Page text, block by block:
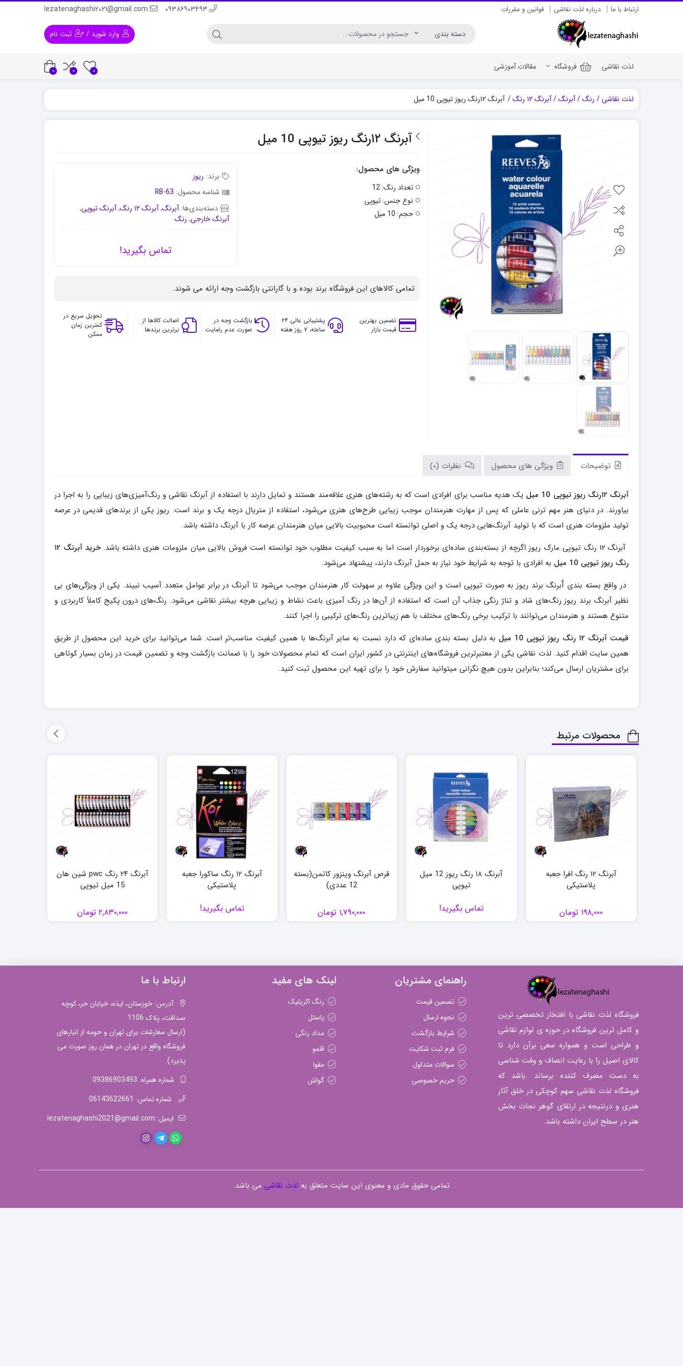
ارتباط با ما درباره لذت نقاشی قوانین و مقررات
وارد شوید / ثبت نام
لذت نقاشی فروشگاه
رنگ اکریلیک برای سفال
مقالات آموزشی 0
0
0
لذت نقاشی رنگ آبرنگ آبرنگ ۱۲ رنگ آبرنگ ۱۲رنگ ریوز تیوپی 10 میل
آبرنگ ۱۲رنگ ریوز تیوپی 10 میل
ویژگی های محصول:
تعداد رنگ: 12
نوع جنس: تیوپی
حجم: 10 میل
برند: ریوز
شناسه محصول: RB-63
دسته‌بندی‌ها:آبرنگ,آبرنگ ۱۲ رنگ ,آبرنگ تیوپی,
آبرنگ خارجی, رنگ
تماس بگیرید!
تمامی کالاهای این فروشگاه برند بوده و با گارانتی بازگشت وجه ارائه می شوند.
تضمین بهترین
قیمت بازار
پشتیبانی عالی ۲۴
ساعته، ۷ روز هفته
بازگشت وجه در
صورت عدم رضایت
اصالت کالاها از
برترین برندها
تحویل سریع در
کمترین زمان
ممکن
توضیحات ویژگی های محصول نظرات (0)
آبرنگ ۱۲رنگ ریوز تیوپی 10 میل
یک هدیه مناسب برای افرادی است که به رشته‌های هنری علاقه‌مند هستند و تمایل دارند با استفاده از آبرنگ نقاشی و رنگ‌آمیزی‌های زیبایی را به اجرا در
بیاورند. در دنیای هنر مهم ترنی عاملی که پس از مهارت هنرمندان موجب زیبایی طرح‌های هنری می‌شود، استفاده از متریال درجه یک و برند است. ریوز یکی از برندهای قدیمی در عرصه
تولید ملزومات هنری است که با تولید آبرنگ‌هایی درجه یک و اصلی توانسته است محبوبیت بالایی میان هنرمندان عرصه کار با آبرنگ داشته باشد.
آبرنگ ۱۲ رنگ تیوپی مارک ریوز اگرچه از بسته‌بندی ساده‌ای برخوردار است اما به سبب کیفیت مطلوب خود توانسته است فروش بالایی میان ملزومات هنری داشته باشد.
خرید آبرنگ ۱۲
رنگ ریوز تیوپی 10 میل
به افرادی با توجه به شرایط خود نیاز به حمل آبرنگ دارند، پیشنهاد می‌شود.
در واقع بسته بندی آّبرنگ برند ریوز به صورت تیوپی است و این ویژگی علاوه بر سهولت کار هنرمندان موجب می‌شود تا آبرنگ در برابر عوامل متعدد آسیب نبیند. یکی از ویژگی‌های بی
نظیر آبرنگ برند ریوز رنگ‌های شاد و تناژ رنگی جذاب آن است که استفاده از آن‌ها در رنگ آمیزی باعث نشاط و زیبایی هرچه بیشتر نقاشی می‌شود. رنگ‌های درون پکیج کاملاً کاربردی و
متنوع هستند و هنرمندان می‌توانند با ترکیب برخی رنگ‌های مختلف با هم زیباترین رنگ‌های ترکیبی را اجرا کنند.
قیمت آبرنگ ۱۲ رنگ ریوز تیوپی 10 میل
به دلیل بسته بندی ساده‌ای که دارد نسبت به سایر آبرنگ‌ها با همین کیفیت مناسب‌تر است. شما می‌توانید برای خرید این محصول از طریق
همین سایت اقدام کنید. لذت نقاشی یکی از معتبرترین فروشگاه‌های اینترنتی در کشور ایران است که تمام محصولات خود را با ضمانت بازگشت وجه و تضمین قیمت در زمان بسیار کوتاهی
برای مشتریان ارسال می‌کند؛ بنابراین بدون هیچ نگرانی می­توانید سفارش خود را برای تهیه این محصول ثبت کنید.
محصولات مرتبط
آبرنگ ۱۲ رنگ افرا جعبه
پلاستیکی
۱۹۸,۰۰۰ تومان
آبرنگ ۱۸ رنگ ریوز 12 میل
تیوپی
تماس بگیرید!
قرص آبرنگ وینزور کاتمن(بسته
12 عددی)
۱,۷۹۰,۰۰۰ تومان
آبرنگ ۱۲ رنگ ساکورا جعبه
پلاستیکی
تماس بگیرید!
آبرنگ ۲۴ رنگ pwc شین هان
15 میل تیوپی
۲,۸۳۰,۰۰۰ تومان
فروشگاه لذت نقاشی با افتخار تخصصی ترین
و کامل ترین فروشگاه در حوزه ی لوازم نقاشی
و طراحی است و همواره سعی برآن دارد تا
کالای اصیل را با رعایت انصاف و وقت شناسی
به دست مصرف کننده برساند .باشد که
فروشگاه لذت نقاشی سهم کوچکی در خلق آثار
هنری و درنتیجه در ارتقای گوهر نجات بخش
هنر در سطح ایران داشته باشد.
راهنمای مشتریان
تضمین قیمت
نحوه ارسال
شرایط بازگشت
فرم ثبت شکایت
سوالات متداول
حریم خصوصی
لینک های مفید
رنگ اکریلیک
پاستل
مداد رنگی
قلمو
مقوا
گواش
ارتباط با ما
آدرس: خوزستان، ایذه، خیابان حر، کوچه
صداقت، پلاک 1106
(ارسال سفارشات برای تهران و حومه از انبارهای
فروشگاه واقع در تهران در همان روز صورت می
پذیرد)
شماره همراه: 09386903493
شماره تماس: 06143622661
ایمیل: lezatenaghashi2021@gmail.com
تمامی حقوق مادی و معنوی این سایت متعلق به لذت نقاشی می باشد.